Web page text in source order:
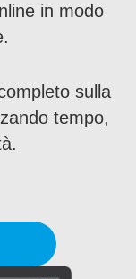
in modo
sulla
tempo,